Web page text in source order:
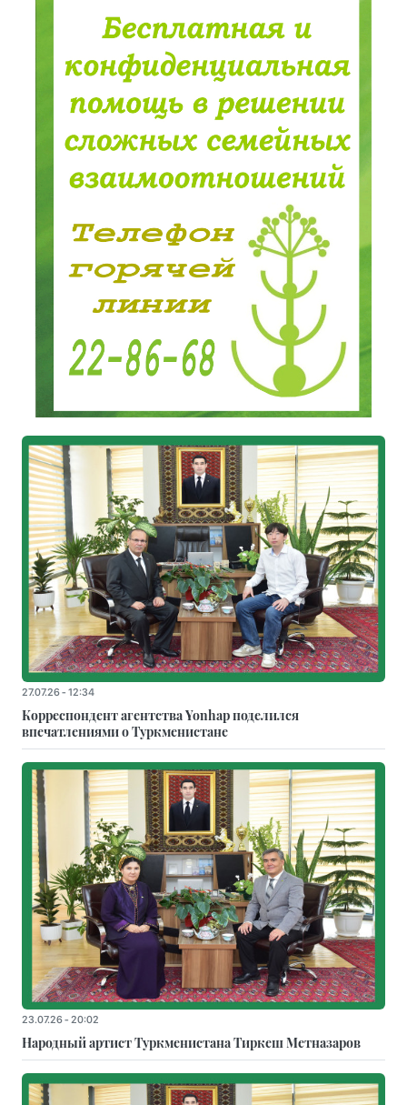
27.07.26 - 12:34
Корреспондент агентства Yonhap поделился
впечатлениями о Туркменистане
23.07.26 - 20:02
Народный артист Туркменистана Тиркеш Мeтназаров